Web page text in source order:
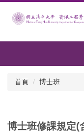
首頁 博士班
博士班修課規定(